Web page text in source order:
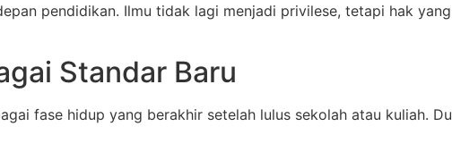
pendidikan. Ilmu tidak lagi menjadi privilese, tetapi hak
Standar Baru
fase hidup yang berakhir setelah lulus sekolah atau kuliah.